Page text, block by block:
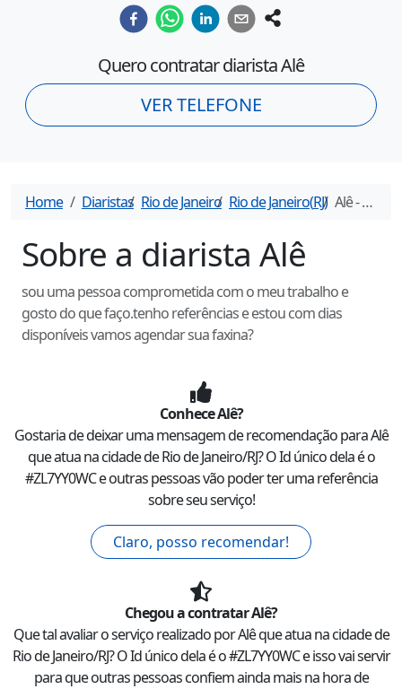
Quero contratar diaristaAlê
VER TELEFONE
Home Diaristas Rio de Janeiro Rio de Janeiro(RJ) Alê- Diarista em
Sobre a diarista Alê
sou uma pessoa comprometida com o meu trabalho e
gosto do que faço.tenho referências e estou com dias
disponíveis vamos agendar sua faxina?
ConheceAlê?
Gostaria de deixar uma mensagem de recomendação paraAlê
que atua na cidade deRio de Janeiro/RJ? O Id único dela é o
#ZL7YY0WCe outras pessoas vão poder ter uma referência
sobre seu serviço!
Claro, posso recomendar!
Chegou a contratarAlê?
Que tal avaliar o serviço realizado porAlêque atua na cidade de
Rio de Janeiro/RJ? O Id único dela é o #ZL7YY0WCe isso vai servir
para que outras pessoas confiem ainda mais na hora de